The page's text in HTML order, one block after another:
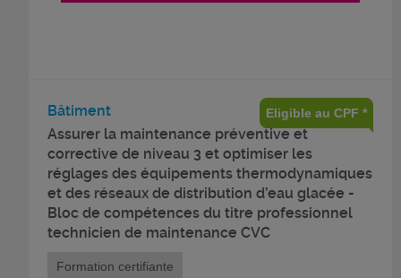
Bâtiment
Assurer la maintenance préventive et
corrective de niveau 3 et optimiser les
réglages des équipements thermodynamiques
et des réseaux de distribution d’eau glacée -
Bloc de compétences du titre professionnel
technicien de maintenance CVC
Eligible au CPF *
Formation certifiante